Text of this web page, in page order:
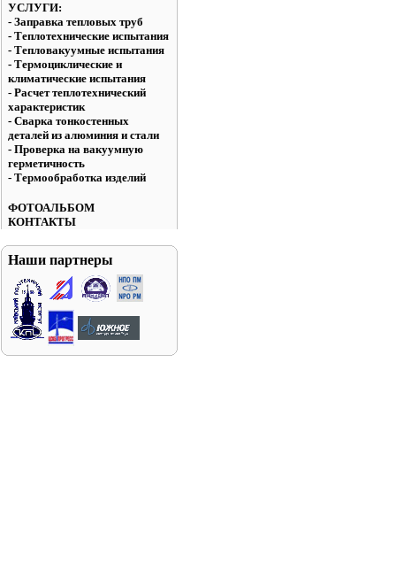
УСЛУГИ:
- Заправка тепловых труб
- Теплотехнические испытания
- Тепловакуумные испытания
- Термоциклические и
климатические испытания
- Расчет теплотехнический
характеристик
- Сварка тонкостенных
деталей из алюминия и стали
- Проверка на вакуумную
герметичность
- Термообработка изделий
ФОТОАЛЬБОМ
КОНТАКТЫ
Наши партнеры